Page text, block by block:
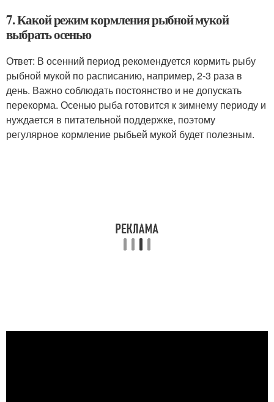
7. Какой режим кормления рыбной мукой
выбрать осенью
Ответ: В осенний период рекомендуется кормить рыбу
рыбной мукой по расписанию, например, 2-3 раза в
день. Важно соблюдать постоянство и не допускать
перекорма. Осенью рыба готовится к зимнему периоду и
нуждается в питательной поддержке, поэтому
регулярное кормление рыбьей мукой будет полезным.